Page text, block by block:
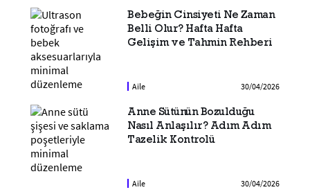
Bebeğin Cinsiyeti Ne Zaman
Belli Olur? Hafta Hafta
Gelişim ve Tahmin Rehberi
Aile 30/04/2026
Anne Sütünün Bozulduğu
Nasıl Anlaşılır? Adım Adım
Tazelik Kontrolü
Aile 30/04/2026